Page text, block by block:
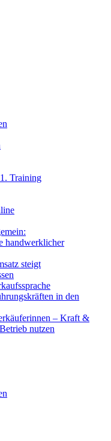
Training
handwerklicher
steigt
in den
– Kraft &
nutzen